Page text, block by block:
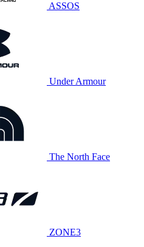
ASSOS
Under Armour
The North Face
ZONE3